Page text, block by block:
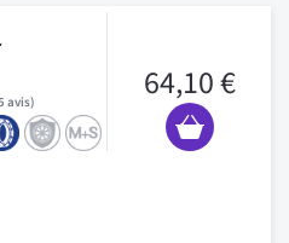
avis 64,10 €